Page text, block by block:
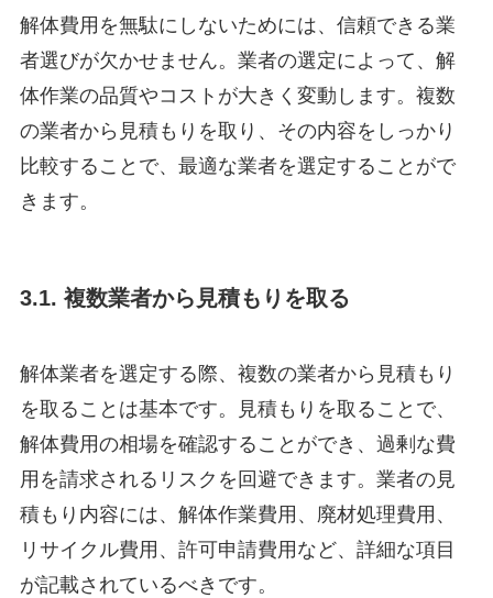
解体費用を無駄にしないためには、信頼できる業
者選びが欠かせません。業者の選定によって、解
体作業の品質やコストが大きく変動します。複数
の業者から見積もりを取り、その内容をしっかり
比較することで、最適な業者を選定することがで
きます。
3.1. 複数業者から見積もりを取る
解体業者を選定する際、複数の業者から見積もり
を取ることは基本です。見積もりを取ることで、
解体費用の相場を確認することができ、過剰な費
用を請求されるリスクを回避できます。業者の見
積もり内容には、解体作業費用、廃材処理費用、
リサイクル費用、許可申請費用など、詳細な項目
が記載されているべきです。